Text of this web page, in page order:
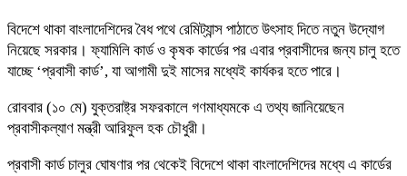
বিদেশে থাকা বাংলাদেশিদের বৈধ পথে রেমিট্যান্স পাঠাতে উৎসাহ দিতে নতুন উদ্যোগ
নিয়েছে সরকার। ফ্যামিলি কার্ড ও কৃষক কার্ডের পর এবার প্রবাসীদের জন্য চালু হতে
যাচ্ছে ‘প্রবাসী কার্ড’, যা আগামী দুই মাসের মধ্যেই কার্যকর হতে পারে।
রোববার (১০ মে) যুক্তরাষ্ট্র সফরকালে গণমাধ্যমকে এ তথ্য জানিয়েছেন
প্রবাসীকল্যাণ মন্ত্রী আরিফুল হক চৌধুরী।
প্রবাসী কার্ড চালুর ঘোষণার পর থেকেই বিদেশে থাকা বাংলাদেশিদের মধ্যে এ কার্ডের